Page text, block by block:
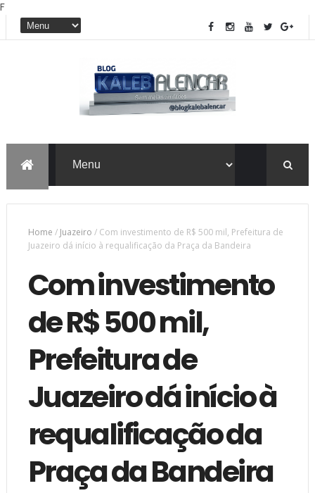
F
Home / Juazeiro / Com investimento de R$ 500 mil, Prefeitura de
Juazeiro dá início à requalificação da Praça da Bandeira
Com investimento
de R$ 500 mil,
Prefeitura de
Juazeiro dá início à
requalificação da
Praça da Bandeira